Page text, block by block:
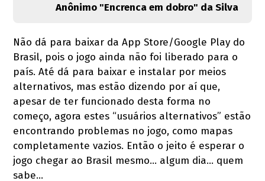
Anônimo "Encrenca em dobro" da Silva
Não dá para baixar da App Store/Google Play do
Brasil, pois o jogo ainda não foi liberado para o
país. Até dá para baixar e instalar por meios
alternativos, mas estão dizendo por aí que,
apesar de ter funcionado desta forma no
começo, agora estes “usuários alternativos” estão
encontrando problemas no jogo, como mapas
completamente vazios. Então o jeito é esperar o
jogo chegar ao Brasil mesmo… algum dia… quem
sabe…